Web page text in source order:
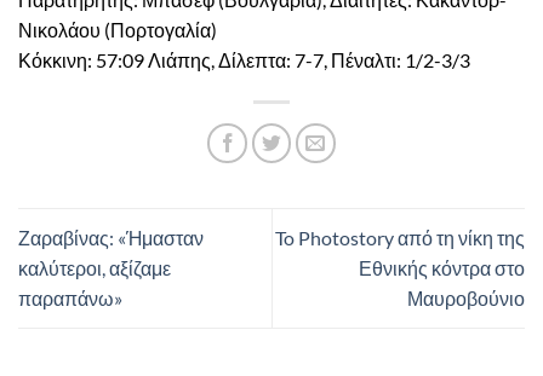
Νικολάου (Πορτογαλία)
Κόκκινη: 57:09 Λιάπης, Δίλεπτα: 7-7, Πέναλτι: 1/2-3/3
Ζαραβίνας: «Ήμασταν
καλύτεροι, αξίζαμε
παραπάνω»
To Photostory από τη νίκη της
Εθνικής κόντρα στο
Μαυροβούνιο